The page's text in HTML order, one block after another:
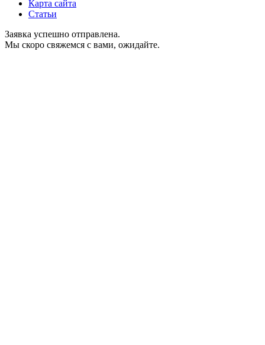
Карта сайта
Статьи
Заявка успешно отправлена.
Мы скоро свяжемся с вами, ожидайте.